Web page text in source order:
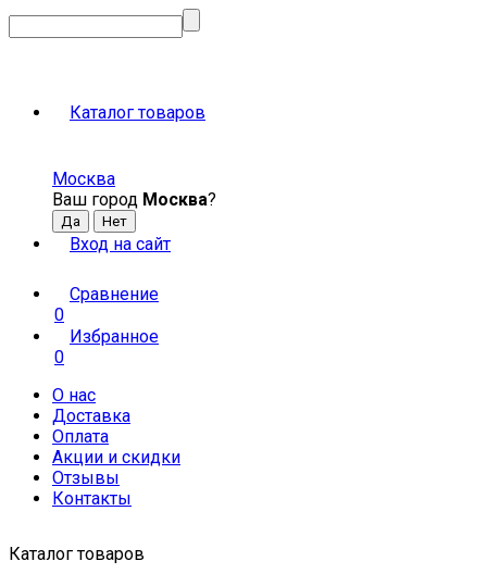
Каталог товаров
Москва
Ваш город Москва?
Вход на сайт
Сравнение
0
Избранное
0
О нас
Доставка
Оплата
Акции и скидки
Отзывы
Контакты
Каталог товаров